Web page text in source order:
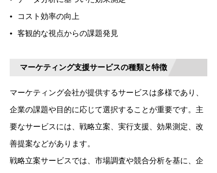
コスト効率の向上
客観的な視点からの課題発見
マーケティング支援サービスの種類と特徴
マーケティング会社が提供するサービスは多様であり、
企業の課題や目的に応じて選択することが重要です。主
要なサービスには、戦略立案、実行支援、効果測定、改
善提案などがあります。
戦略立案サービスでは、市場調査や競合分析を基に、企